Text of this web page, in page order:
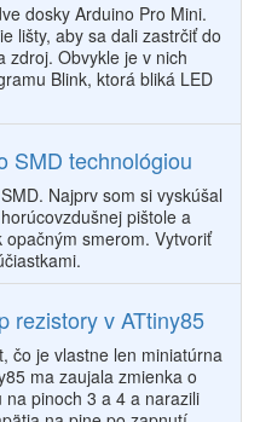
dosky Arduino Pro Mini.
lišty, aby sa dali zastrčiť do
zdroj. Obvykle je v nich
Blink, ktorá bliká LED
SMD technológiou
Najprv som si vyskúšal
pištole a
smerom. Vytvoriť
rezistory v ATtiny85
čo je vlastne len miniatúrna
ma zaujala zmienka o
pinoch 3 a 4 a narazili